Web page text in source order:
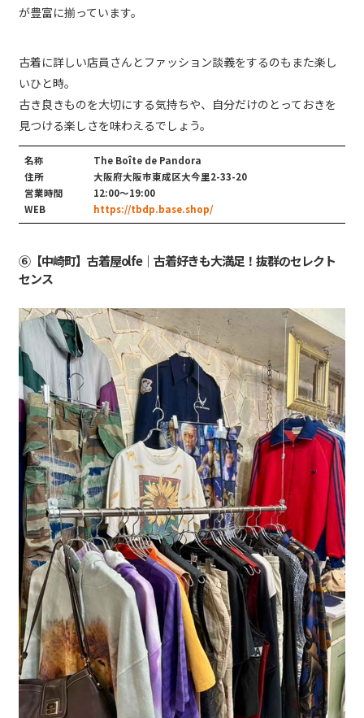
が豊富に揃っています。
古着に詳しい店員さんとファッション談義をするのもまた楽し
いひと時。
古き良きものを大切にする気持ちや、自分だけのとっておきを
見つける楽しさを味わえるでしょう。
名称
The Boîte de Pandora
住所
大阪府大阪市東成区大今里2-33-20
営業時間
12:00〜19:00
WEB
https://tbdp.base.shop/
⑥【中崎町】古着屋olfe｜古着好きも大満足！抜群のセレクト
センス